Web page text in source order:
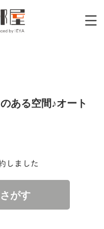
ある空間♪オート
しました
がす